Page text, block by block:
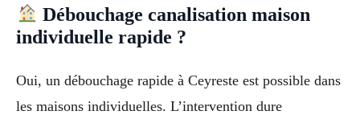
Débouchage canalisation maison
individuelle rapide ?
Oui, un débouchage rapide à Ceyreste est possible dans
les maisons individuelles. L’intervention dure